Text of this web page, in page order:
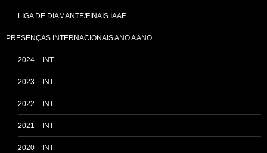
LIGA DE DIAMANTE/FINAIS IAAF
PRESENÇAS INTERNACIONAIS ANO A ANO
2024 – INT
2023 – INT
2022 – INT
2021 – INT
2020 – INT